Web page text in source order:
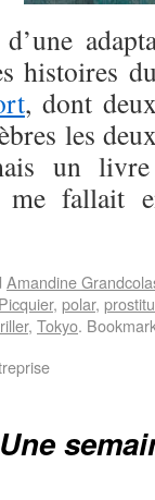
histoires
, dont
les
un
fallait
Amandine
Picquier, polar,
, Tokyo.
Une